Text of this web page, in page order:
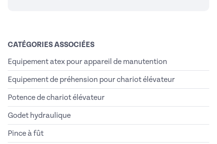
CATÉGORIES ASSOCIÉES
Equipement atex pour appareil de manutention
Equipement de préhension pour chariot élévateur
Potence de chariot élévateur
Godet hydraulique
Pince à fût